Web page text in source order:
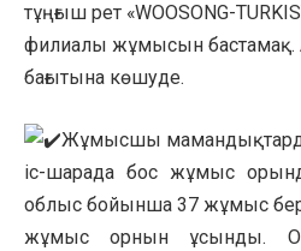
тұңғыш рет «WOOSONG-
филиалы жұмысын бастамақ.
бағытына көшуде.
Жұмысшы
іс-шарада бос жұмыс
облыс бойынша 37 жұмыс
жұмыс орнын ұсынды.